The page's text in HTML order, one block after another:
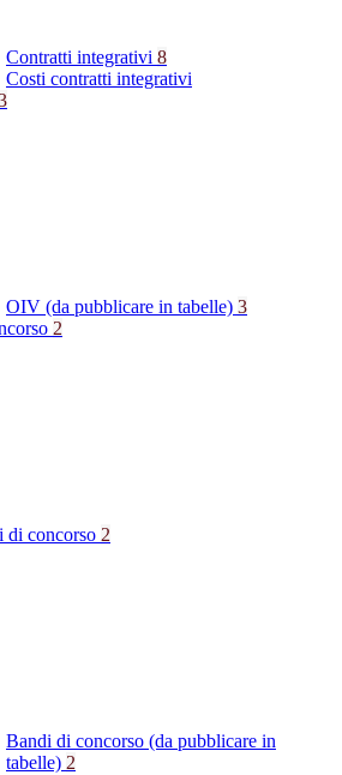
Contratti integrativi 8
Costi contratti integrativi
OIV (da pubblicare in tabelle) 3
2
di concorso 2
Bandi di concorso (da pubblicare in
tabelle) 2